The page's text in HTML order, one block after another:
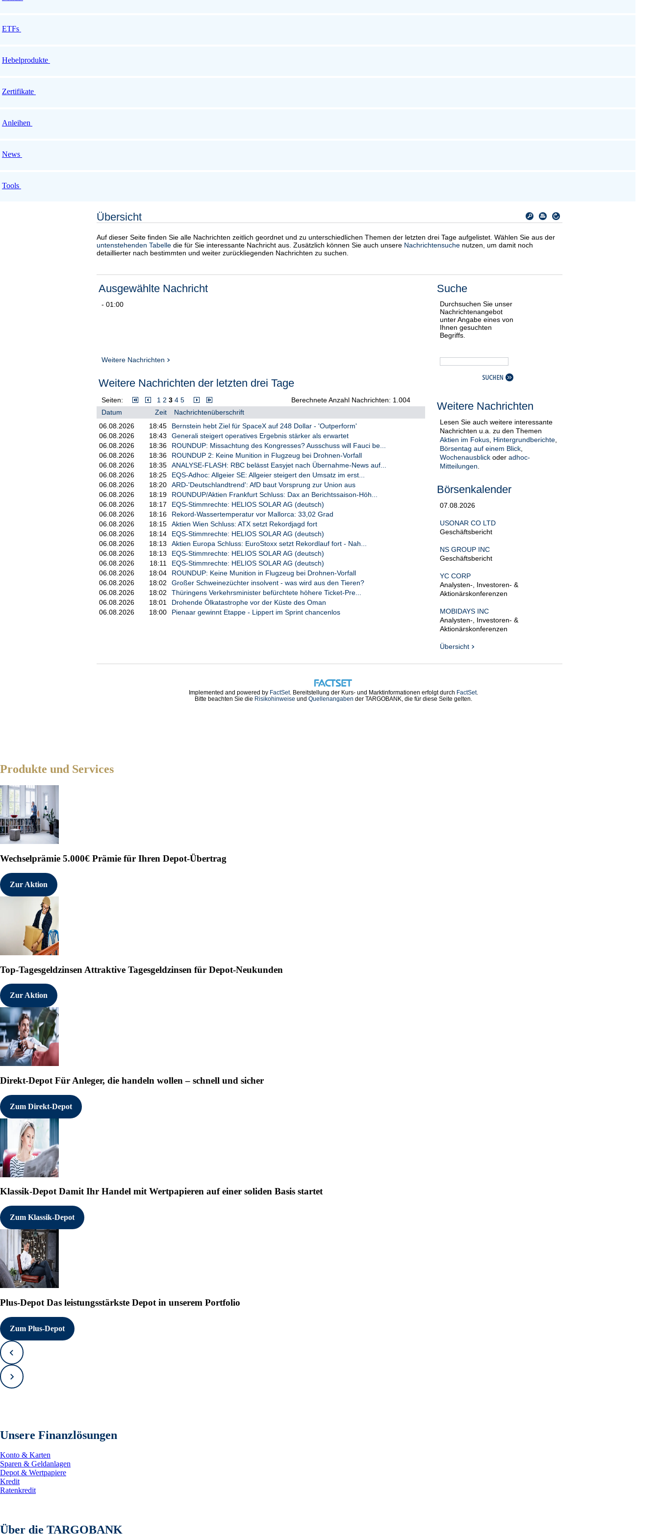
ETFs
Hebelprodukte
Zertifikate
Anleihen
News
Tools
Übersicht
Auf dieser Seite finden Sie alle Nachrichten zeitlich geordnet und zu unterschiedlichen Themen der letzten drei Tage aufgelistet. Wählen Sie aus der
untenstehenden Tabelle die für Sie interessante Nachricht aus. Zusätzlich können Sie auch unsere Nachrichtensuche nutzen, um damit noch
detaillierter nach bestimmten und weiter zurückliegenden Nachrichten zu suchen.
Ausgewählte Nachricht
- 01:00
Weitere Nachrichten
Weitere Nachrichten der letzten drei Tage
Seiten: 1 2 3 4 5
Berechnete Anzahl Nachrichten: 1.004
Datum
Zeit
Nachrichtenüberschrift
06.08.2026
18:45
Bernstein hebt Ziel für SpaceX auf 248 Dollar - 'Outperform'
06.08.2026
18:43
Generali steigert operatives Ergebnis stärker als erwartet
06.08.2026
18:36
ROUNDUP: Missachtung des Kongresses? Ausschuss will Fauci be...
06.08.2026
18:36
ROUNDUP 2: Keine Munition in Flugzeug bei Drohnen-Vorfall
06.08.2026
18:35
ANALYSE-FLASH: RBC belässt Easyjet nach Übernahme-News auf...
06.08.2026
18:25
EQS-Adhoc: Allgeier SE: Allgeier steigert den Umsatz im erst...
06.08.2026
18:20
ARD-'Deutschlandtrend': AfD baut Vorsprung zur Union aus
06.08.2026
18:19
ROUNDUP/Aktien Frankfurt Schluss: Dax an Berichtssaison-Höh...
06.08.2026
18:17
EQS-Stimmrechte: HELIOS SOLAR AG (deutsch)
06.08.2026
18:16
Rekord-Wassertemperatur vor Mallorca: 33,02 Grad
06.08.2026
18:15
Aktien Wien Schluss: ATX setzt Rekordjagd fort
06.08.2026
18:14
EQS-Stimmrechte: HELIOS SOLAR AG (deutsch)
06.08.2026
18:13
Aktien Europa Schluss: EuroStoxx setzt Rekordlauf fort - Nah...
06.08.2026
18:13
EQS-Stimmrechte: HELIOS SOLAR AG (deutsch)
06.08.2026
18:11
EQS-Stimmrechte: HELIOS SOLAR AG (deutsch)
06.08.2026
18:04
ROUNDUP: Keine Munition in Flugzeug bei Drohnen-Vorfall
06.08.2026
18:02
Großer Schweinezüchter insolvent - was wird aus den Tieren?
06.08.2026
18:02
Thüringens Verkehrsminister befürchtete höhere Ticket-Pre...
06.08.2026
18:01
Drohende Ölkatastrophe vor der Küste des Oman
06.08.2026
18:00 Pienaar gewinnt Etappe - Lippert im Sprint chancenlos
Suche
Durchsuchen Sie unser
Nachrichtenangebot
unter Angabe eines von
Ihnen gesuchten
Begriffs.
Weitere Nachrichten
Lesen Sie auch weitere interessante
Nachrichten u.a. zu den Themen
Aktien im Fokus Hintergrundberichte
Börsentag auf einem Blick
Wochenausblick oder adhoc-
Mitteilungen
Börsenkalender
07.08.2026
USONAR CO LTD
Geschäftsbericht
NS GROUP INC
Geschäftsbericht
YC CORP
Analysten-, Investoren- &
Aktionärskonferenzen
MOBIDAYS INC
Analysten-, Investoren- &
Aktionärskonferenzen
Übersicht
Implemented and powered by FactSet. Bereitstellung der Kurs- und Marktinformationen erfolgt durch FactSet.
Bitte beachten Sie die Risikohinweise und Quellenangaben der TARGOBANK, die für diese Seite gelten.
Produkte und Services
Wechselprämie 5.000€ Prämie für Ihren Depot-Übertrag
Zur Aktion
Top-Tagesgeldzinsen Attraktive Tagesgeldzinsen für Depot-Neukunden
Zur Aktion
Direkt-Depot Für Anleger, die handeln wollen – schnell und sicher
Zum Direkt-Depot
Klassik-DepotDamit Ihr Handel mit Wertpapieren auf einer soliden Basis startet
Zum Klassik-Depot
Plus-Depot Das leistungsstärkste Depot in unserem Portfolio
Zum Plus-Depot
Zurück
Vorwärts
Unsere Finanzlösungen
Konto & Karten
Sparen & Geldanlagen
Depot & Wertpapiere
Kredit
Ratenkredit
Über die TARGOBANK